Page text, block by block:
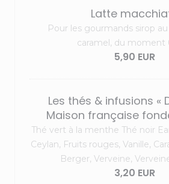
Latte
Pour les gourmands sirop au
caramel, du moment
5,90 EUR
Les thés & infusions «
Maison française
Thé vert à la menthe Thé noir
Ceylan, Fruits rouges, Vanille,
Berger, Verveine,
3,20 EUR